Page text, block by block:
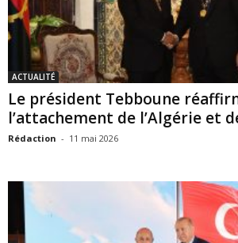
ACTUALITÉ
Le président Tebboune
l’attachement de l’Algérie et
Rédaction - 11 mai 2026